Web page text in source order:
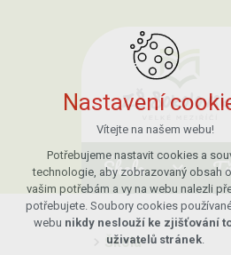
Škola
Škola
Nastavení
Vítejte na našem webu!
Potřebujeme nastavit cookies a
technologie, aby zobrazovaný obsah
vašim potřebám a vy na webu nalezli
potřebujete. Soubory cookies
webu nikdy neslouží ke zjišťování
uživatelů stránek.